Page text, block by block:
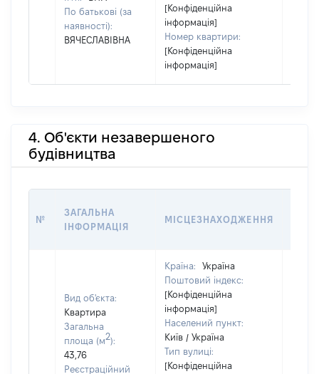
По батькові (за
наявності):
ВЯЧЕСЛАВІВНА
[Конфіденційна
інформація]
Номер квартири:
[Конфіденційна
інформація]
4. Об'єкти незавершеного
будівництва
№
ЗАГАЛЬНА
ІНФОРМАЦІЯ
МІСЦЕЗНАХОДЖЕННЯ
Вид об'єкта:
Квартира
Загальна
площа (м2):
43,76
Реєстраційний
Країна:
Україна
Поштовий індекс:
[Конфіденційна
інформація]
Населений пункт:
Київ / Україна
Тип вулиці:
[Конфіденційна